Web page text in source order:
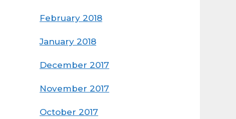
February 2018
January 2018
December 2017
November 2017
October 2017